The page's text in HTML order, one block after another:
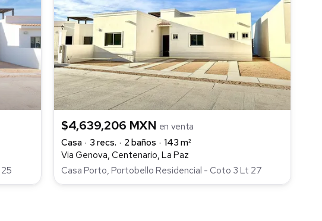
$4,639,206 MXN en venta
Casa
3 recs. 2 baños
143 m²
Via Genova, Centenario, La Paz
Casa Porto, Portobello Residencial - Coto 3 Lt 27